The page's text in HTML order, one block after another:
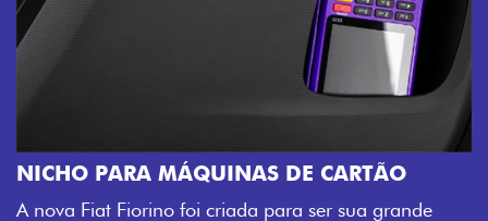
NICHO PARA MÁQUINAS DE CARTÃO
A nova Fiat Fiorino foi criada para ser sua grande